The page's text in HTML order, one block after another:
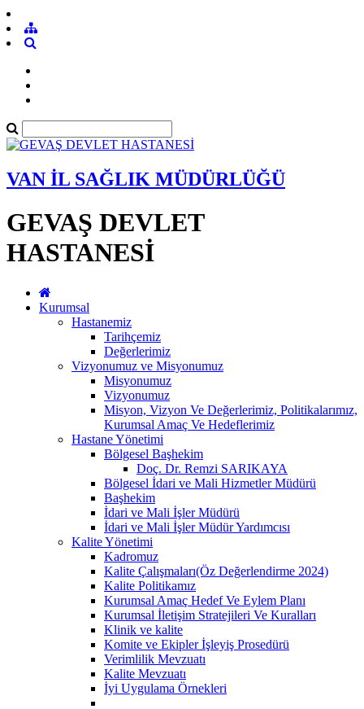
VAN İL SAĞLIK MÜDÜRLÜĞÜ
GEVAŞ DEVLET
HASTANESİ
Kurumsal
Hastanemiz
Tarihçemiz
Değerlerimiz
Vizyonumuz ve Misyonumuz
Misyonumuz
Vizyonumuz
Misyon, Vizyon Ve Değerlerimiz, Politikalarımız,
Kurumsal Amaç Ve Hedeflerimiz
Hastane Yönetimi
Bölgesel Başhekim
Doç. Dr. Remzi SARIKAYA
Bölgesel İdari ve Mali Hizmetler Müdürü
Başhekim
İdari ve Mali İşler Müdürü
İdari ve Mali İşler Müdür Yardımcısı
Kalite Yönetimi
Kadromuz
Kalite Çalışmaları(Öz Değerlendirme 2024)
Kalite Politikamız
Kurumsal Amaç Hedef Ve Eylem Planı
Kurumsal İletişim Stratejileri Ve Kuralları
Klinik ve kalite
Komite ve Ekipler İşleyiş Prosedürü
Verimlilik Mevzuatı
Kalite Mevzuatı
İyi Uygulama Örnekleri